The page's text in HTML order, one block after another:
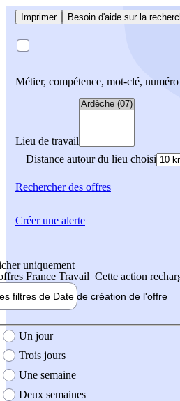
Imprimer Besoin d'aide sur la
Métier, compétence, mot-clé,
Lieu de travail
Distance autour du lieu choisi
Rechercherdes offres
uniquement
France Travail Cette action
filtres de Date de création de l'offre
création de l'offre
Un jour
Trois jours
Une semaine
Deux semaines
Créer une alerte